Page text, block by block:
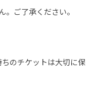
ご了承ください。
のチケットは大切に保